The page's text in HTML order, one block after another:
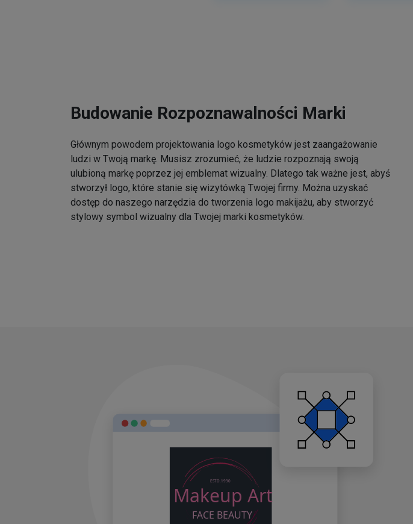
Budowanie Rozpoznawalności Marki
Głównym powodem projektowania logo kosmetyków jest zaangażowanie
ludzi w Twoją markę. Musisz zrozumieć, że ludzie rozpoznają swoją
ulubioną markę poprzez jej emblemat wizualny. Dlatego tak ważne jest, abyś
stworzył logo, które stanie się wizytówką Twojej firmy. Można uzyskać
dostęp do naszego narzędzia do tworzenia logo makijażu, aby stworzyć
stylowy symbol wizualny dla Twojej marki kosmetyków.